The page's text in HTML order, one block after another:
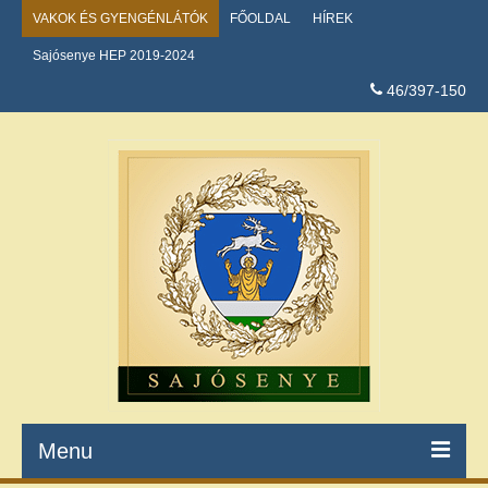
VAKOK ÉS GYENGÉNLÁTÓK FŐOLDAL HÍREK
Sajósenye HEP 2019-2024
46/397-150
Menu